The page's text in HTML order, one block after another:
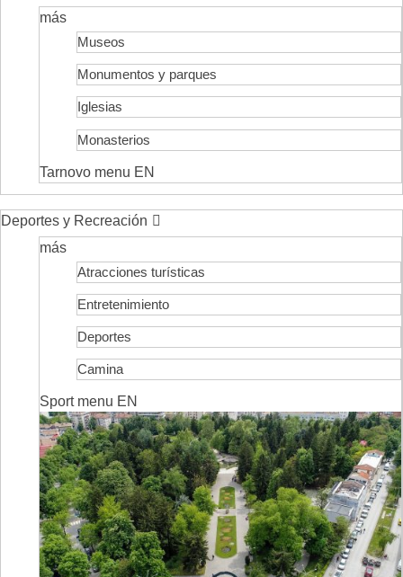
más
Museos
Monumentos y parques
Iglesias
Monasterios
Tarnovo menu EN
Deportes y Recreación
más
Atracciones turísticas
Entretenimiento
Deportes
Camina
Sport menu EN